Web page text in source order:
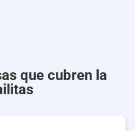
que cubren la